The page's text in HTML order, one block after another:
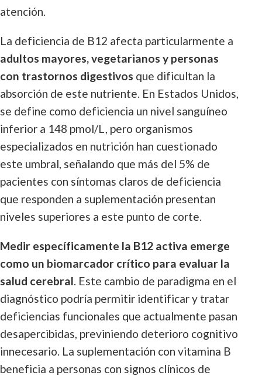
atención.
La deficiencia de B12 afecta particularmente a
adultos mayores, vegetarianos y personas
con trastornos digestivos que dificultan la
absorción de este nutriente. En Estados Unidos,
se define como deficiencia un nivel sanguíneo
inferior a 148 pmol/L, pero organismos
especializados en nutrición han cuestionado
este umbral, señalando que más del 5% de
pacientes con síntomas claros de deficiencia
que responden a suplementación presentan
niveles superiores a este punto de corte.
Medir específicamente la B12 activa emerge
como un biomarcador crítico para evaluar la
salud cerebral. Este cambio de paradigma en el
diagnóstico podría permitir identificar y tratar
deficiencias funcionales que actualmente pasan
desapercibidas, previniendo deterioro cognitivo
innecesario. La suplementación con vitamina B
beneficia a personas con signos clínicos de